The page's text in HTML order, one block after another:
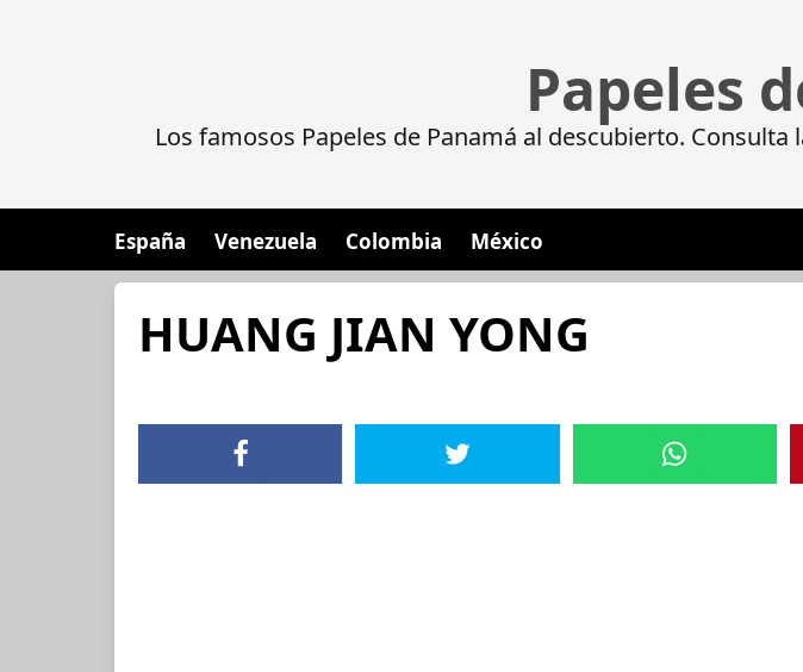
Papeles
Los famosos Papeles de Panamá al descubierto.
España Venezuela Colombia México
HUANG JIAN YONG